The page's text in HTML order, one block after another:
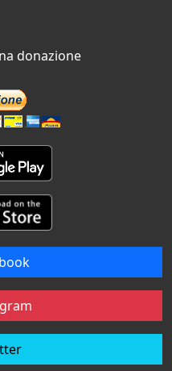
donazione